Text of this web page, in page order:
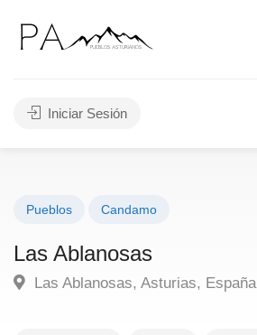
Iniciar Sesión
Pueblos Candamo
Las Ablanosas
Las Ablanosas, Asturias, España